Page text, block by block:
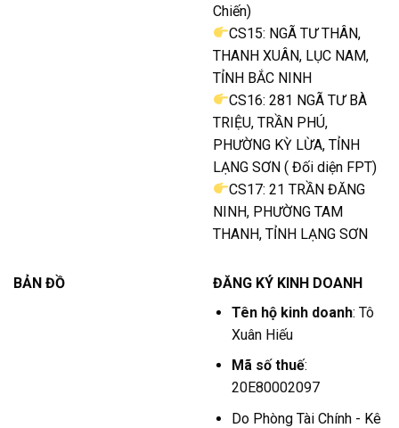
Chiến)
CS15: NGÃ TƯ THÂN,
THANH XUÂN, LỤC NAM,
TỈNH BẮC NINH
CS16: 281 NGÃ TƯ BÀ
TRIỆU, TRẦN PHÚ,
PHƯỜNG KỲ LỪA, TỈNH
LẠNG SƠN ( Đối diện FPT)
CS17: 21 TRẦN ĐĂNG
NINH, PHƯỜNG TAM
THANH, TỈNH LẠNG SƠN
BẢN ĐỒ
ĐĂNG KÝ KINH DOANH
Tên hộ kinh doanh: Tô
Xuân Hiếu
Mã số thuế:
20E80002097
Do Phòng Tài Chính - Kê